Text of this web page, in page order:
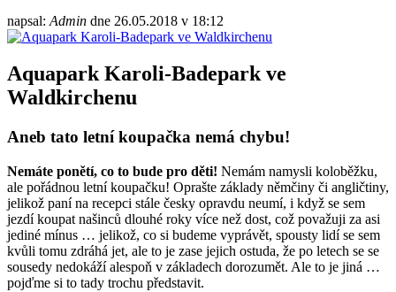
napsal: Admin dne 26.05.2018 v 18:12
Aquapark Karoli-Badepark ve
Waldkirchenu
Aneb tato letní koupačka nemá chybu!
Nemáte ponětí, co to bude pro děti! Nemám namysli koloběžku,
ale pořádnou letní koupačku! Oprašte základy němčiny či angličtiny,
jelikož paní na recepci stále česky opravdu neumí, i když se sem
jezdí koupat našinců dlouhé roky více než dost, což považuji za asi
jediné mínus … jelikož, co si budeme vyprávět, spousty lidí se sem
kvůli tomu zdráhá jet, ale to je zase jejich ostuda, že po letech se se
sousedy nedokáží alespoň v základech dorozumět. Ale to je jiná …
pojďme si to tady trochu představit.